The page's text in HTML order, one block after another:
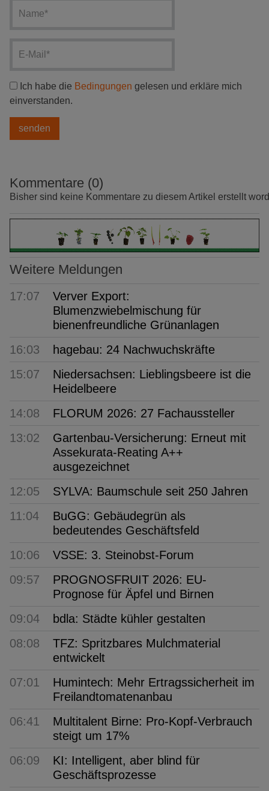
Ich habe die Bedingungen gelesen und erkläre mich
einverstanden.
Kommentare (0)
Bisher sind keine Kommentare zu diesem Artikel erstellt
Weitere Meldungen
17:07
Verver Export:
Blumenzwiebelmischung für
bienenfreundliche Grünanlagen
16:03
hagebau: 24 Nachwuchskräfte
15:07
Niedersachsen: Lieblingsbeere ist die
Heidelbeere
14:08
FLORUM 2026: 27 Fachaussteller
13:02
Gartenbau-Versicherung: Erneut mit
Assekurata-Reating A++
ausgezeichnet
12:05
SYLVA: Baumschule seit 250 Jahren
11:04
BuGG: Gebäudegrün als
bedeutendes Geschäftsfeld
10:06
VSSE: 3. Steinobst-Forum
09:57
PROGNOSFRUIT 2026: EU-
Prognose für Äpfel und Birnen
09:04
bdla: Städte kühler gestalten
08:08
TFZ: Spritzbares Mulchmaterial
entwickelt
07:01
Humintech: Mehr Ertragssicherheit im
Freilandtomatenanbau
06:41
Multitalent Birne: Pro-Kopf-Verbrauch
steigt um 17%
06:09
KI: Intelligent, aber blind für
Geschäftsprozesse